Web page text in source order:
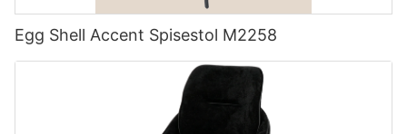
Egg Shell Accent Spisestol M2258